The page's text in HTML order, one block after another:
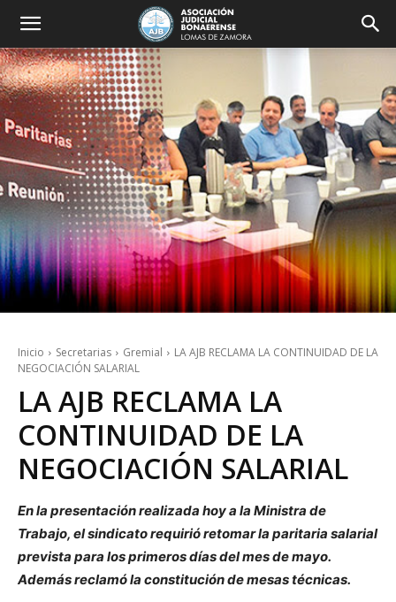
Inicio Secretarias Gremial
LA AJB RECLAMA LA CONTINUIDAD DE LA
NEGOCIACIÓN SALARIAL
LA AJB RECLAMA LA
CONTINUIDAD DE LA
NEGOCIACIÓN SALARIAL
En la presentación realizada hoy a la Ministra de
Trabajo, el sindicato requirió retomar la paritaria salarial
prevista para los primeros días del mes de mayo.
Además reclamó la constitución de mesas técnicas.